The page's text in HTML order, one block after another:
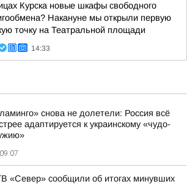
Курска новые шкафы свободного
Накануне мы открыли первую
точку на Театральной площади
14:33
снова не долетели: Россия всё
адаптируется к украинскому «чудо-
09:07
«Север» сообщили об итогах минувших